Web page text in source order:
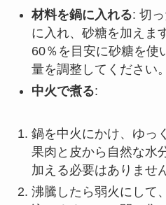
材料を鍋に入れる: 切
に入れ、砂糖を加えま
60％を目安に砂糖を使
量を調整してください。
中火で煮る:
鍋を中火にかけ、ゆっ
果肉と皮から自然な水
加える必要はありませ
沸騰したら弱火にして